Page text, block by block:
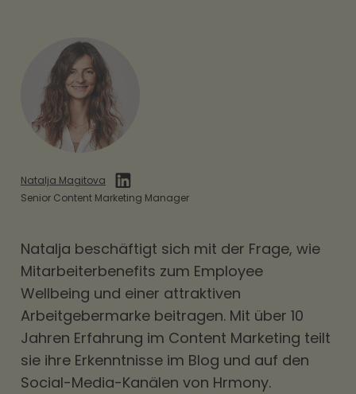
Natalja Magitova
Senior Content Marketing Manager
Natalja beschäftigt sich mit der Frage, wie
Mitarbeiterbenefits zum Employee
Wellbeing und einer attraktiven
Arbeitgebermarke beitragen. Mit über 10
Jahren Erfahrung im Content Marketing teilt
sie ihre Erkenntnisse im Blog und auf den
Social-Media-Kanälen von Hrmony.